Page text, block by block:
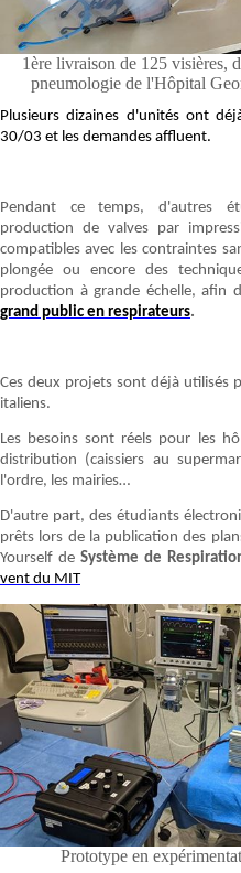
1ère livraison de 125 visières,
pneumologie de l'Hôpital
Plusieurs dizaines d'unités ont
30/03 et les demandes affluent.
Pendant ce temps, d'autres
production de valves par
compatibles avec les contraintes
plongée ou encore des
production à grande échelle, afin
grand public en respirateurs.
Ces deux projets sont déjà utilisés
italiens.
Les besoins sont réels pour les
distribution (caissiers au
l'ordre, les mairies…
D'autre part, des étudiants
prêts lors de la publication des
Yourself deSystème de
vent du MIT
Prototype en